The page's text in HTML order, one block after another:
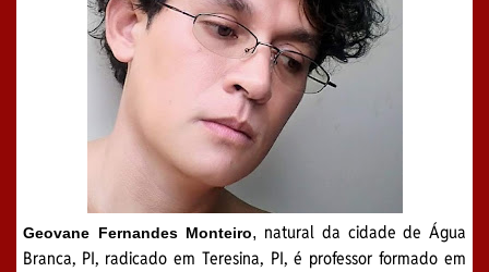
Geovane Fernandes Monteiro, natural da cidade de Água
Branca, PI, radicado em Teresina, PI, é professor formado em